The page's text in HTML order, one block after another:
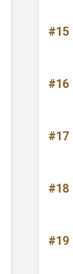
#15
#16
#17
#18
#19